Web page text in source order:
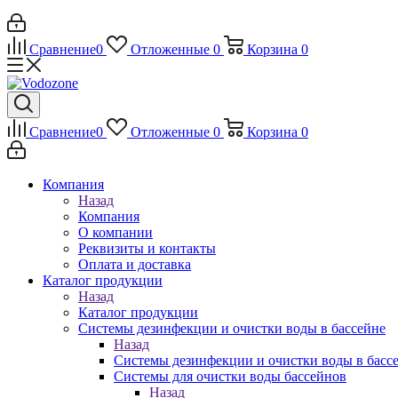
Сравнение0 Отложенные 0 Корзина 0
Сравнение0 Отложенные 0 Корзина 0
Компания
Назад
Компания
О компании
Реквизиты и контакты
Оплата и доставка
Каталог продукции
Назад
Каталог продукции
Системы дезинфекции и очистки воды в бассейне
Назад
Системы дезинфекции и очистки воды в
Системы для очистки воды бассейнов
Назад